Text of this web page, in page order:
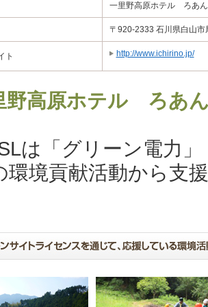
一里野高原ホテル ろあん
〒920-2333 石川県白山
ト http://www.ichirino.jp/
野高原ホテル ろあ
は「グリーン電力
環境貢献活動から支